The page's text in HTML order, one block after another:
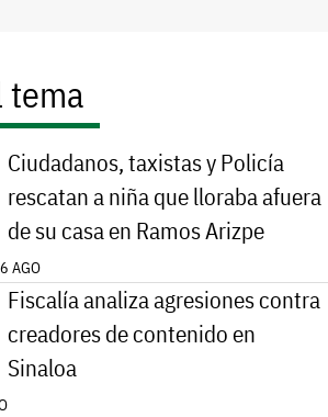
tema
Ciudadanos, taxistas y Policía
rescatan a niña que lloraba afuera
de su casa en Ramos Arizpe
AGO
Fiscalía analiza agresiones contra
creadores de contenido en
Sinaloa